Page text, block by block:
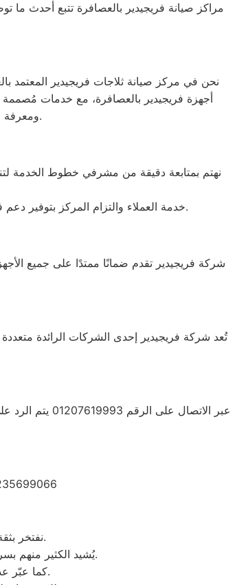
مراكز صيانة فريجيدير بالعصافرة تتبع أحدث ما
نحن في مركز صيانة ثلاجات فريجيدير المعتمد
أجهزة فريجيدير بالعصافرة، مع خدمات مُصممة
ومعرفة فنية شاملة، مدرب من قبل الوكلاء الرسميين لجميع العلامات التجارية، مما يضمن تقديم خدمة عالية الجودة.
نهتم بمتابعة دقيقة من مشرفي خطوط الخدمة
خدمة العملاء والتزام المركز بتوفير دعم فوري يُظهر تقديرنا الدائم لثقتكم. نقدم حلولاً عملية وأفضل المساعدات الممكنة بفضل فريق الدعم المدرب على التعامل مع كافة الإشكاليات.
شركة فريجيدير تقدم ضمانًا ممتدًا على جميع
نفتخر بثقة عملائنا الكرام الذين شاركونا تجاربهم الإيجابية بعد الاستفادة من خدمات مركز صيانة وستنجهلوس العصافرة.
يُشيد الكثير منهم بسرعة الاستجابة وجودة الصيانة والدقة في المواعيد، بالإضافة إلى احترافية الفنيين وحرصهم على استخدام قطع غيار أصلية.
كما عبّر عدد من العملاء عن رضاهم الكامل بخدمة ما بعد الصيانة والمتابعة المستمرة لضمان عمل الأجهزة بكفاءة عالية.